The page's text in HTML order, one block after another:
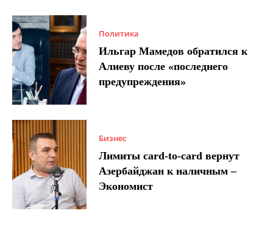
Политика
Ильгар Мамедов обратился к
Алиеву после «последнего
предупреждения»
Бизнес
Лимиты card-to-card вернут
Азербайджан к наличным –
Экономист